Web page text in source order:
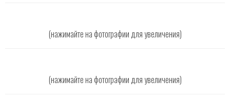
(нажимайте на фотографии для увеличения)
(нажимайте на фотографии для увеличения)